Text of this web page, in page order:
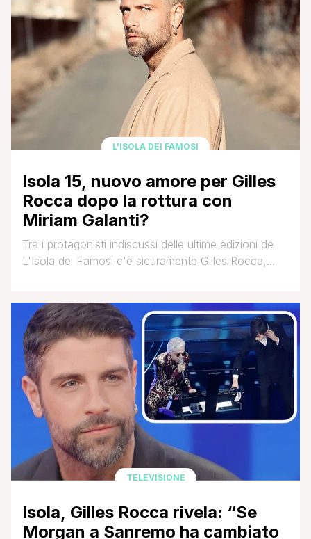
L'ISOLA DEI FAMOSI
Isola 15, nuovo amore per Gilles
Rocca dopo la rottura con
Miriam Galanti?
Tra i protagonisti indiscussi delle ultime edizioni de
L'Isola dei Famosi c'è sicuramente Gilles Rocca,
infatti, Gilles ha partecipato a Ballando con le stelle,
riuscendo anche a portare a casa la vittoria in
coppia con la sua insegnante [']
TELEVISIONE
Isola, Gilles Rocca rivela: “Se
Morgan a Sanremo ha cambiato